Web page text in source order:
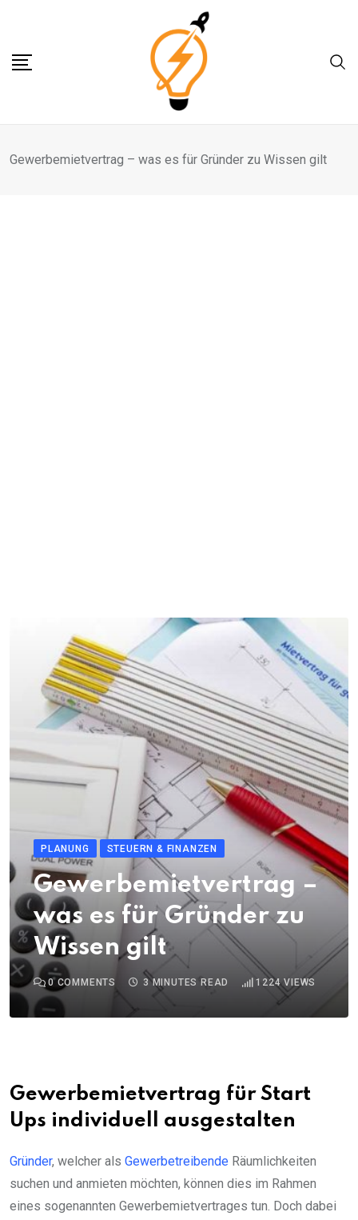
content
Gewerbemietvertrag – was es für Gründer zu Wissen gilt
PLANUNG STEUERN & FINANZEN
Gewerbemietvertrag –
was es für Gründer zu
Wissen gilt
0COMMENTS 3 MINUTES READ 1224VIEWS
Gewerbemietvertrag für Start
Ups individuell ausgestalten
Gründer, welcher als Gewerbetreibende Räumlichkeiten
suchen und anmieten möchten, können dies im Rahmen
eines sogenannten Gewerbemietvertrages tun. Doch dabei